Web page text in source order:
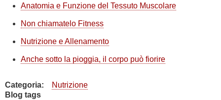
Anatomia e Funzione del Tessuto Muscolare
Non chiamatelo Fitness
Nutrizione e Allenamento
Anche sotto la pioggia, il corpo può fiorire
Categoria
Nutrizione
Blog tags